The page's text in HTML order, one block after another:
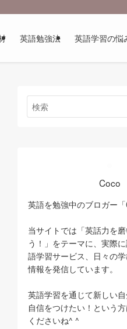
英語勉強法 英語学習の悩
Coco
英語を勉強中のブロガー「
当サイトでは「英話力を
う！」をテーマに、実際
語学習サービス、日々の
情報を発信しています。
英語学習を通じて新しい
自信をつけたい！という
くださいね^ ^